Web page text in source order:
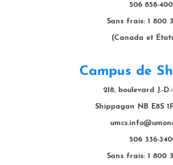
506 858-
Sans frais: 1 800
(Canada et
Campus de
218, boulevard J.-
Shippagan NB E8S
506 336-
Sans frais: 1 800